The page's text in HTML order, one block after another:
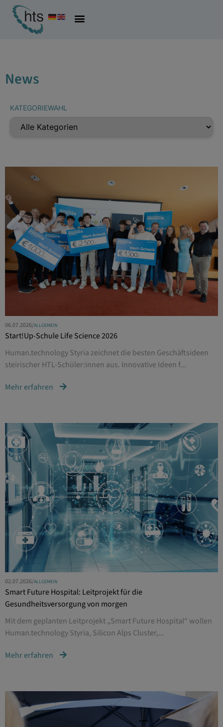
News
KATEGORIEWAHL
06.07.2026/ALLGEMEIN
Start!Up-Schule Life Science 2026
Human.technology Styria zeichnet die besten Geschäftsideen
steirischer HTL-Schüler:innen aus. Innovative Ideen f...
Mehr erfahren
02.07.2026/ALLGEMEIN
Smart Future Hospital: Leitprojekt für die
Gesundheitsversorgung von morgen
Mit dem geplanten Leitprojekt „Smart Future Hospital“ wollen
Human.technology Styria, Silicon Alps Cluster,...
Mehr erfahren